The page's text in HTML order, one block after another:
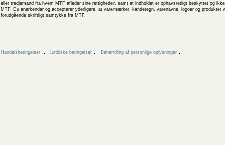
eller tredjemand fra hvem MTF afleder sine rettigheder, samt at indholdet er ophavsretligt beskyttet og
MTF. Du anerkender og accepterer yderligere, at varemærker, kendetegn, varenavne, logoer og
forudgående skriftligt samtykke fra MTF.
Handelsbetingelser Juridiske betingelser Behandling af personlige oplysninger